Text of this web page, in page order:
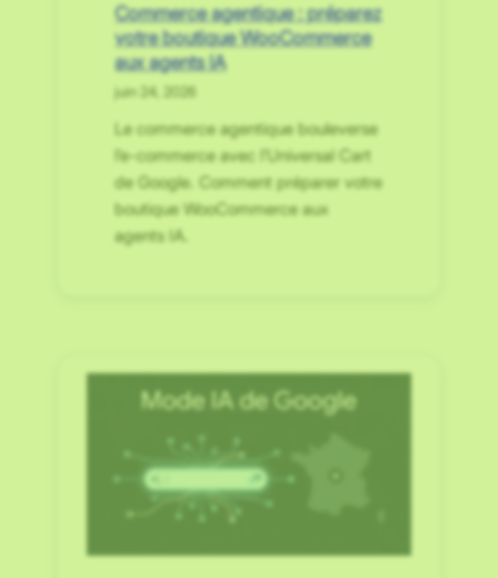
Commerce agentique : préparez
votre boutique WooCommerce
aux agents IA
juin 24, 2026
Le commerce agentique bouleverse
l’e-commerce avec l’Universal Cart
de Google. Comment préparer votre
boutique WooCommerce aux
agents IA.